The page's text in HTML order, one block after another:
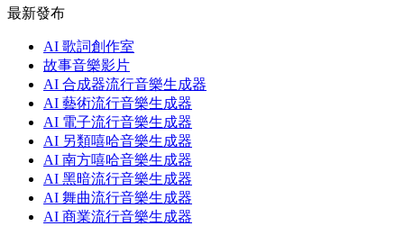
最新發布
AI 歌詞創作室
故事音樂影片
AI 合成器流行音樂生成器
AI 藝術流行音樂生成器
AI 電子流行音樂生成器
AI 另類嘻哈音樂生成器
AI 南方嘻哈音樂生成器
AI 黑暗流行音樂生成器
AI 舞曲流行音樂生成器
AI 商業流行音樂生成器